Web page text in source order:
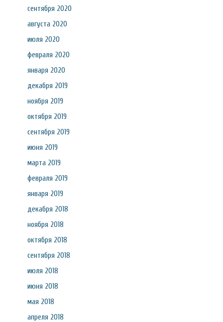
сентября 2020
августа 2020
июля 2020
февраля 2020
января 2020
декабря 2019
ноября 2019
октября 2019
сентября 2019
июня 2019
марта 2019
февраля 2019
января 2019
декабря 2018
ноября 2018
октября 2018
сентября 2018
июля 2018
июня 2018
мая 2018
апреля 2018